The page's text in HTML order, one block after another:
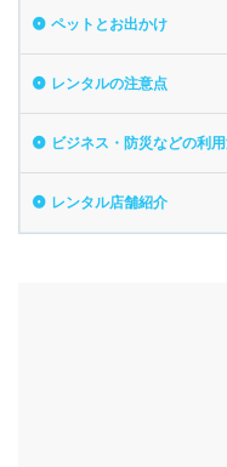
ペットとお出かけ
レンタルの注意点
ビジネス・防災などの利
レンタル店舗紹介